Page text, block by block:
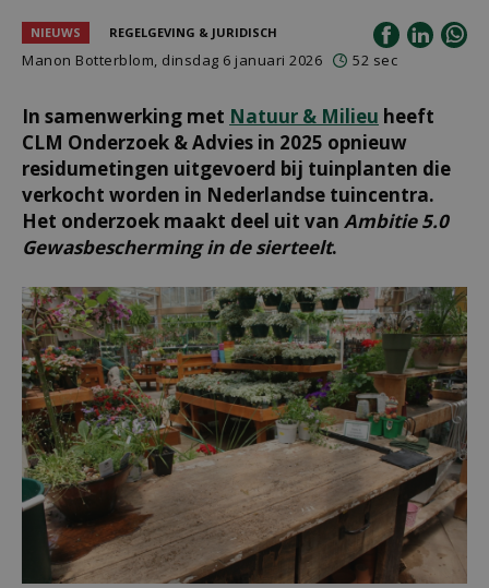
NIEUWS REGELGEVING & JURIDISCH
Manon Botterblom, dinsdag 6 januari 2026 52 sec
In samenwerking met Natuur & Milieu heeft
CLM Onderzoek & Advies in 2025 opnieuw
residumetingen uitgevoerd bij tuinplanten die
verkocht worden in Nederlandse tuincentra.
Het onderzoek maakt deel uit van Ambitie 5.0
Gewasbescherming in de sierteelt.